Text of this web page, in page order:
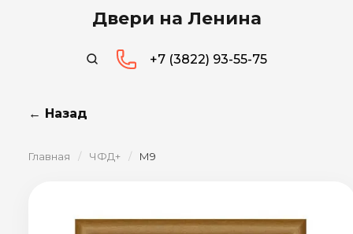
Двери на Ленина
+7 (3822) 93-55-75
← Назад
Главная / ЧФД+ / М9